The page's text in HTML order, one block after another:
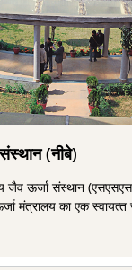
(नीबे)
जैव ऊर्जा संस्‍थान
मंत्रालय का एक